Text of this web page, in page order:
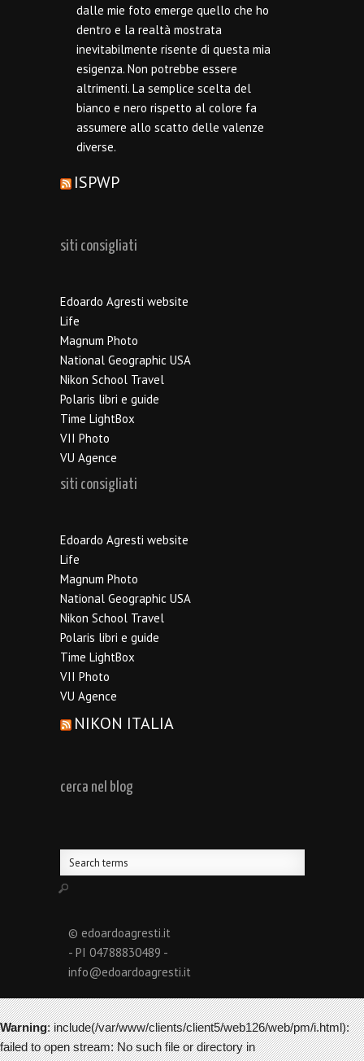
dalle mie foto emerge quello che ho
dentro e la realtà mostrata
inevitabilmente risente di questa mia
esigenza. Non potrebbe essere
altrimenti. La semplice scelta del
bianco e nero rispetto al colore fa
assumere allo scatto delle valenze
diverse.
ISPWP
siti consigliati
Edoardo Agresti website
Life
Magnum Photo
National Geographic USA
Nikon School Travel
Polaris libri e guide
Time LightBox
VII Photo
VU Agence
siti consigliati
Edoardo Agresti website
Life
Magnum Photo
National Geographic USA
Nikon School Travel
Polaris libri e guide
Time LightBox
VII Photo
VU Agence
NIKON ITALIA
cerca nel blog
© edoardoagresti.it
- PI 04788830489 -
info@edoardoagresti.it
Warning: include(/var/www/clients/client5/web126/web/pm/i.html):
failed to open stream: No such file or directory in